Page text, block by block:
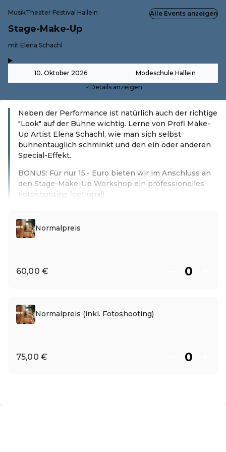
MusikTheater Festival Hallein
Stage-Make-Up
-mit Elena Schachl
10. Oktober 2026 Modeschule Hallein
Details anzeigen
Alle Events anzeigen
Neben der Performance ist natürlich auch der richtige
"Look" auf der Bühne wichtig. Lerne von Profi Make-
Up Artist Elena Schachl, wie man sich selbst
bühnentauglich schminkt und den ein oder anderen
Special-Effekt.
BONUS: Für nur 15,- Euro bieten wir im Anschluss an
den Stage-Make-Up Workshop ein professionelles
Fotoshooting (optional).
Normalpreis
60,00 €
Normalpreis (inkl. Fotoshooting)
75,00 €